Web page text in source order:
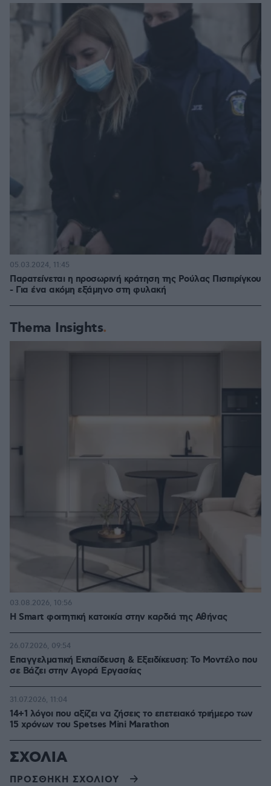
Παρατείνεται η προσωρινή κράτηση της Ρούλας Πισπιρίγκου
- Για ένα ακόμη εξάμηνο στη φυλακή
05.03.2024, 11:45
Thema Insights
Η Smart φοιτητική κατοικία στην καρδιά της Αθήνας
03.08.2026, 10:56
Επαγγελματική Εκπαίδευση & Εξειδίκευση: Το Mοντέλο που
σε Bάζει στην Aγορά Eργασίας
26.07.2026, 09:54
14+1 λόγοι που αξίζει να ζήσεις το επετειακό τριήμερο των
15 χρόνων του Spetses Mini Marathon
31.07.2026, 11:04
ΣΧΟΛΙΑ
ΠΡΟΣΘΗΚΗ ΣΧΟΛΙΟΥ